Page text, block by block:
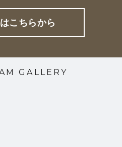
こちらから
GALLERY